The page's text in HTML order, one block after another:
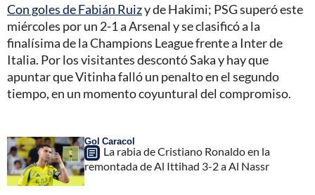
Con goles de Fabián Ruizy de Hakimi; PSG superó este
miércoles por un 2-1 a Arsenal y se clasificó a la
finalísima de la Champions League frente a Inter de
Italia. Por los visitantes descontó Saka y hay que
apuntar que Vitinha falló un penalto en el segundo
tiempo, en un momento coyuntural del compromiso.
Gol Caracol
La rabia de Cristiano Ronaldo en la
remontada de Al Ittihad 3-2 a Al Nassr